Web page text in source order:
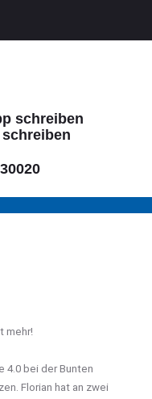
mehr!
4.0 bei der Bunten
Florian hat an zwei